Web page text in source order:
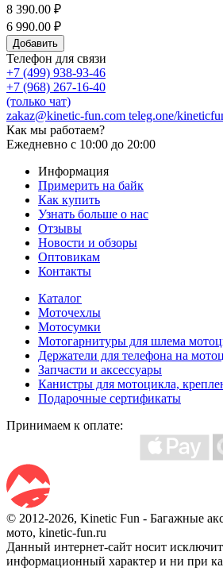
8 390.00 ₽
6 990.00 ₽
Добавить
Телефон для связи
+7 (499) 938-93-46
+7 (968) 267-16-40
(только чат)
zakaz@kinetic-fun.com teleg.one/
Как мы работаем?
Ежедневно с 10:00 до 20:00
Информация
Примерить на байк
Как купить
Узнать больше о нас
Отзывы
Новости и обзоры
Оптовикам
Контакты
Каталог
Моточехлы
Мотосумки
Мотогарнитуры для шлема
Держатели для телефона на
Запчасти и аксессуары
Канистры для мотоцикла,
Подарочные сертификаты
Принимаем к оплате:
© 2012-2026, Kinetic Fun - Багажные
мото, kinetic-fun.ru
Данный интернет-сайт носит
информационный характер и ни при